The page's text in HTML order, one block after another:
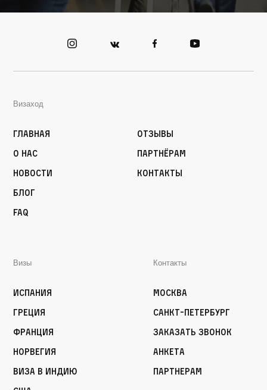
Визаход
Главная
О нас
Новости
Блог
FAQ
Отзывы
Партнёрам
Контакты
Визы
Испания
Греция
Франция
Норвегия
Виза в Индию
Контакты
Москва
Санкт-Петербург
Заказать звонок
Анкета
Партнерам